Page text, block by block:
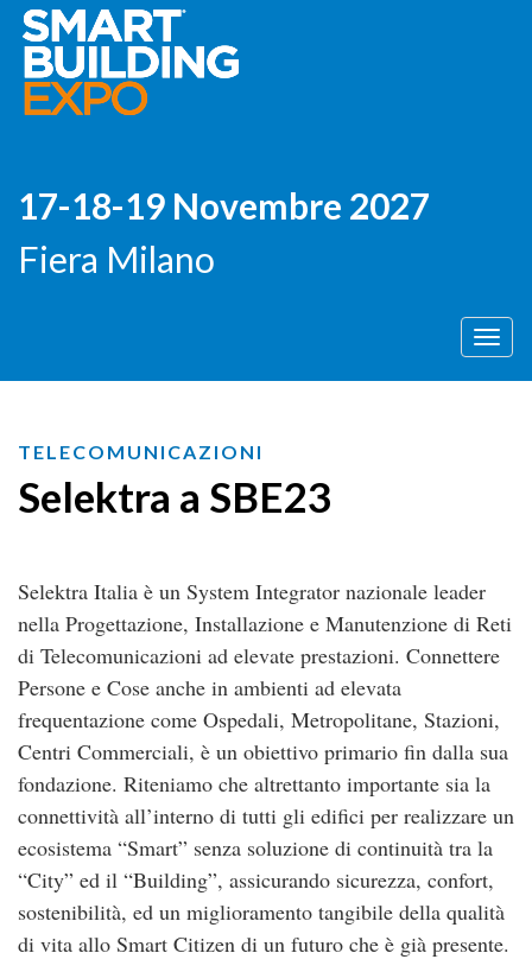
17-18-19 Novembre 2027
Fiera Milano
Menù
TELECOMUNICAZIONI
Selektra a SBE23
Selektra Italia è un System Integrator nazionale leader
nella Progettazione, Installazione e Manutenzione di Reti
di Telecomunicazioni ad elevate prestazioni. Connettere
Persone e Cose anche in ambienti ad elevata
frequentazione come Ospedali, Metropolitane, Stazioni,
Centri Commerciali, è un obiettivo primario fin dalla sua
fondazione. Riteniamo che altrettanto importante sia la
connettività all’interno di tutti gli edifici per realizzare un
ecosistema “Smart” senza soluzione di continuità tra la
“City” ed il “Building”, assicurando sicurezza, confort,
sostenibilità, ed un miglioramento tangibile della qualità
di vita allo Smart Citizen di un futuro che è già presente.